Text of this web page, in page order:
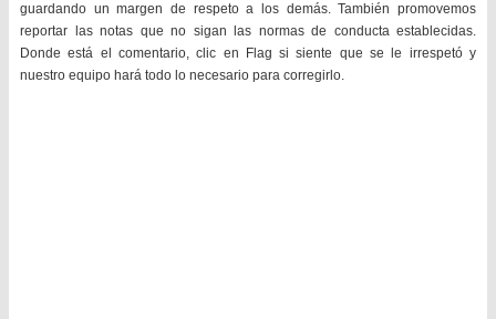
guardando un margen de respeto a los demás. También promovemos
reportar las notas que no sigan las normas de conducta establecidas.
Donde está el comentario, clic en Flag si siente que se le irrespetó y
nuestro equipo hará todo lo necesario para corregirlo.